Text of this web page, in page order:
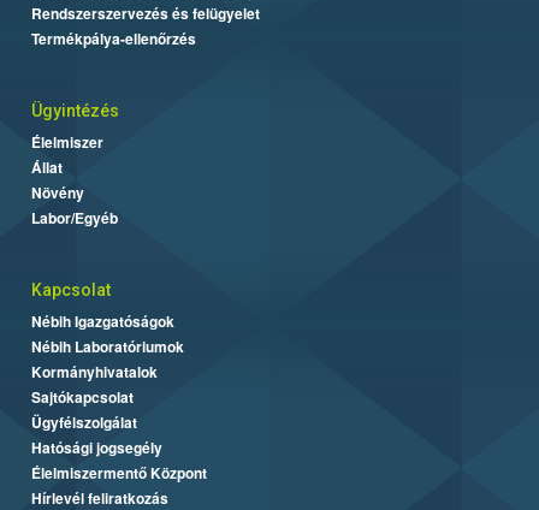
Rendszerszervezés és felügyelet
Termékpálya-ellenőrzés
Ügyintézés
Élelmiszer
Állat
Növény
Labor/Egyéb
Kapcsolat
Nébih Igazgatóságok
Nébih Laboratóriumok
Kormányhivatalok
Sajtókapcsolat
Ügyfélszolgálat
Hatósági jogsegély
Élelmiszermentő Központ
Hírlevél feliratkozás